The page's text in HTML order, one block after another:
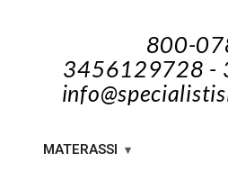
800-
3456129728 -
MATERASSI